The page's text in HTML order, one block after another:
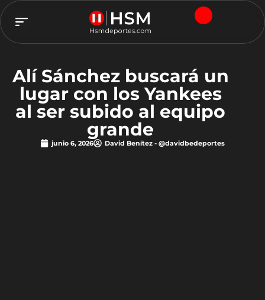
Alí Sánchez buscará un
lugar con los Yankees
al ser subido al equipo
grande
junio 6, 2026 David Benítez - @davidbedeportes